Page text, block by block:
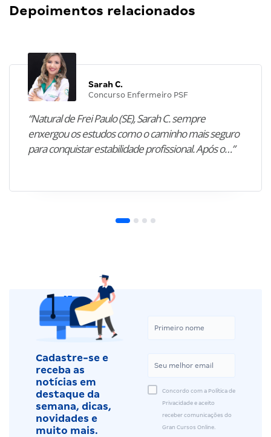
Depoimentos relacionados
Sarah C.
Concurso Enfermeiro PSF
“Natural de Frei Paulo (SE), Sarah C. sempre
enxergou os estudos como o caminho mais seguro
para conquistar estabilidade profissional. Após o…”
Cadastre-se e
receba as
notícias em
destaque da
semana, dicas,
novidades e
muito mais.
Concordo com a Política de
Privacidade e aceito
receber comunicações do
Gran Cursos Online.